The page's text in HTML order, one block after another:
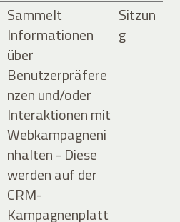
Sammelt
Informationen
über
Benutzerpräfere
nzen und/oder
Interaktionen mit
Webkampagneni
nhalten - Diese
werden auf der
CRM-
Kampagnenplatt
Sitzun
g